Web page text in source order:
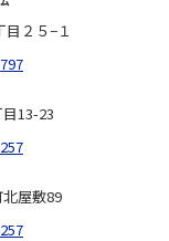
２５−１
13-23
屋敷89